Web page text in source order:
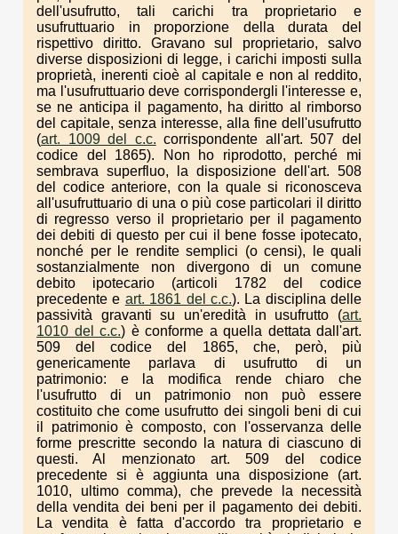
dell'usufrutto, tali carichi tra proprietario e
usufruttuario in proporzione della durata del
rispettivo diritto. Gravano sul proprietario, salvo
diverse disposizioni di legge, i carichi imposti sulla
proprietà, inerenti cioè al capitale e non al reddito,
ma l'usufruttuario deve corrispondergli l'interesse e,
se ne anticipa il pagamento, ha diritto al rimborso
del capitale, senza interesse, alla fine dell'usufrutto
(art. 1009 del c.c. corrispondente all'art. 507 del
codice del 1865). Non ho riprodotto, perché mi
sembrava superfluo, la disposizione dell'art. 508
del codice anteriore, con la quale si riconosceva
all'usufruttuario di una o più cose particolari il diritto
di regresso verso il proprietario per il pagamento
dei debiti di questo per cui il bene fosse ipotecato,
nonché per le rendite semplici (o censi), le quali
sostanzialmente non divergono di un comune
debito ipotecario (articoli 1782 del codice
precedente e art. 1861 del c.c.). La disciplina delle
passività gravanti su un'eredità in usufrutto (art.
1010 del c.c.) è conforme a quella dettata dall'art.
509 del codice del 1865, che, però, più
genericamente parlava di usufrutto di un
patrimonio: e la modifica rende chiaro che
l'usufrutto di un patrimonio non può essere
costituito che come usufrutto dei singoli beni di cui
il patrimonio è composto, con l'osservanza delle
forme prescritte secondo la natura di ciascuno di
questi. Al menzionato art. 509 del codice
precedente si è aggiunta una disposizione (art.
1010, ultimo comma), che prevede la necessità
della vendita dei beni per il pagamento dei debiti.
La vendita è fatta d'accordo tra proprietario e